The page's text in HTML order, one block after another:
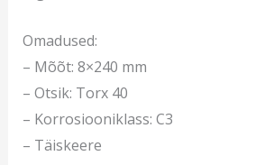
Omadused:
– Mõõt: 8×240 mm
– Otsik: Torx 40
– Korrosiooniklass: C3
– Täiskeere